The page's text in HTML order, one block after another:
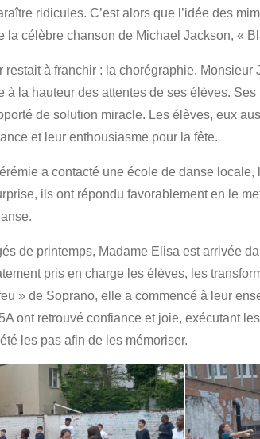
ridicules. C’est alors que l’idée des
la célèbre chanson de Michael Jackson, «
à franchir : la chorégraphie. Monsieur
à la hauteur des attentes de ses élèves.
de solution miracle. Les élèves, eux
et leur enthousiasme pour la fête.
a contacté une école de danse locale,
ils ont répondu favorablement en le
de printemps, Madame Elisa est arrivée
pris en charge les élèves, les
» de Soprano, elle a commencé à leur
ont retrouvé confiance et joie, exécutant
les pas afin de les mémoriser.